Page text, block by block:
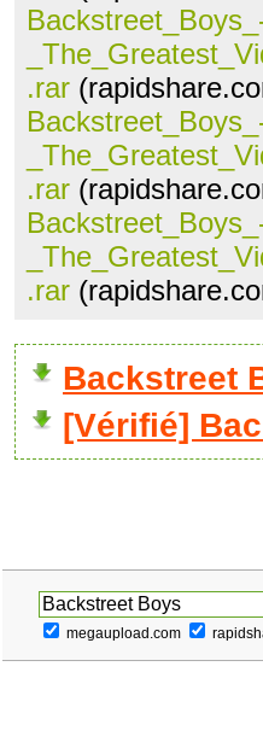
.rar
.rar
.rar
Backstreet
[Vérifié]
megaupload.com